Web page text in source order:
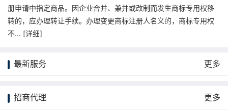
册申请中指定商品。因企业合并、兼并或改制而发生商标专用权移
转的，应办理转让手续。办理变更商标注册人名义的，商标专用权
不... [详细]
最新服务 更多
招商代理 更多